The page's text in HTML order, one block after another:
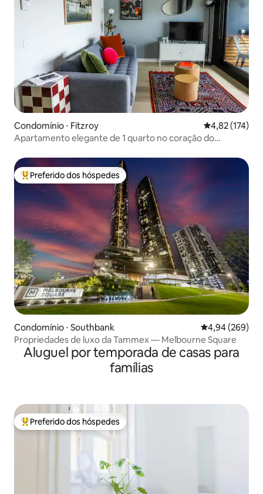
Condomínio ⋅ Fitzroy 4,82 de uma
4,82 (174)
Apartamento elegante de 1 quarto no coração do
Entre os melhores preferidos dos hóspedes
Preferido dos hóspedes
Condomínio ⋅ Southbank 4,94 de uma
4,94 (269)
Propriedades de luxo da Tammex — Melbourne Square
Aluguel por temporada de casas para
famílias
Entre os melhores preferidos dos hóspedes
Preferido dos hóspedes